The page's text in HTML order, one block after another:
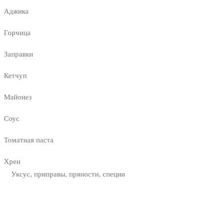
Аджика
Горчица
Заправки
Кетчуп
Майонез
Соус
Томатная паста
Хрен
Уксус, приправы, пряности, специи